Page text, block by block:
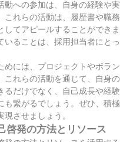
動への参加は、自身の経験や実
れらの活動は、履歴書や職務
てアピールすることができま
ることは、採用担当者にとっ
には、プロジェクトやボラン
これらの活動を通じて、自身の
だけでなく、自己成長や経験
繋がるでしょう。ぜひ、積極
させましょう。
啓発の方法とリソース